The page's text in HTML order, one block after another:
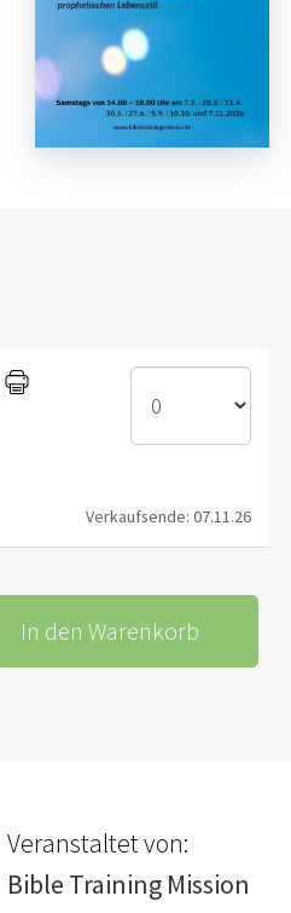
Verkaufsende: 07.11.26
In den Warenkorb
Veranstaltet von:
Bible Training Mission